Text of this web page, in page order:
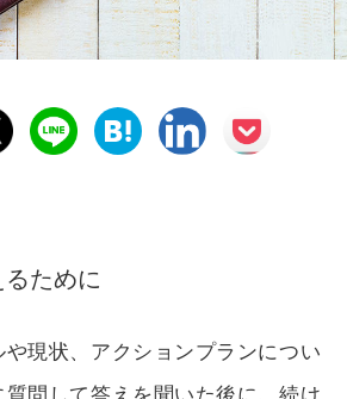
ために
や現状、アクションプランについ